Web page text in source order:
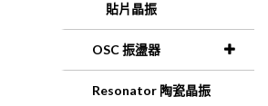
貼片晶振
OSC 振盪器
Resonator 陶瓷晶振